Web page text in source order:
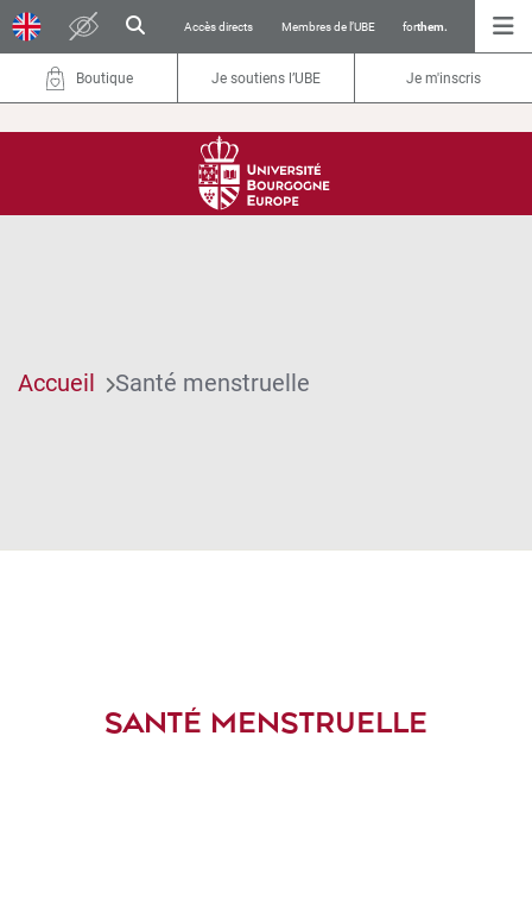
Accès directs Membres de l’UBE forthem.
Boutique Je soutiens l’UBE Je m'inscris
Accueil Santé menstruelle
SANTÉ MENSTRUELLE